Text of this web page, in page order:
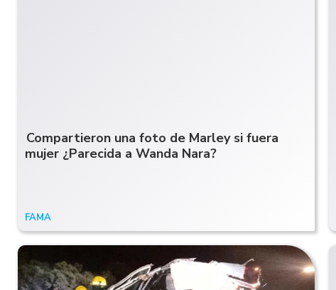
Compartieron una foto de Marley si fuera
mujer ¿Parecida a Wanda Nara?
FAMA